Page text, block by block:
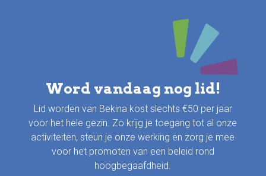
Word vandaag nog lid!
Lid worden van Bekina kost slechts €50 per jaar
voor het hele gezin. Zo krijg je toegang tot al onze
activiteiten, steun je onze werking en zorg je mee
voor het promoten van een beleid rond
hoogbegaafdheid.